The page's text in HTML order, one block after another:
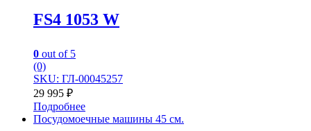
FS4 1053 W
0 out of 5
(0)
SKU: ГЛ-00045257
29 995 ₽
Подробнее
Посудомоечные машины 45 см.